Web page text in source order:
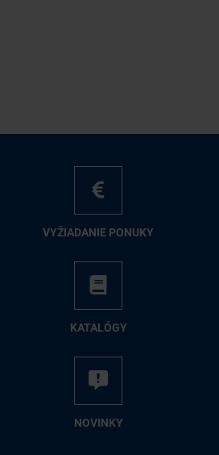
VY­ŽIA­DA­NIE PO­NU­KY
KA­TA­LÓ­GY
NO­VIN­KY